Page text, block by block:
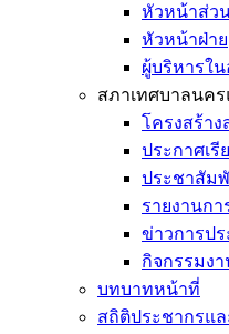
หัวหน้าส่ว
หัวหน้าฝ่าย
ผู้บริหารใ
สภาเทศบาลนค
โครงสร้า
ประกาศเ
ประชาสัม
รายงานก
ข่าวการป
กิจกรรมง
บทบาทหน้าที่
สถิติประชากรแล